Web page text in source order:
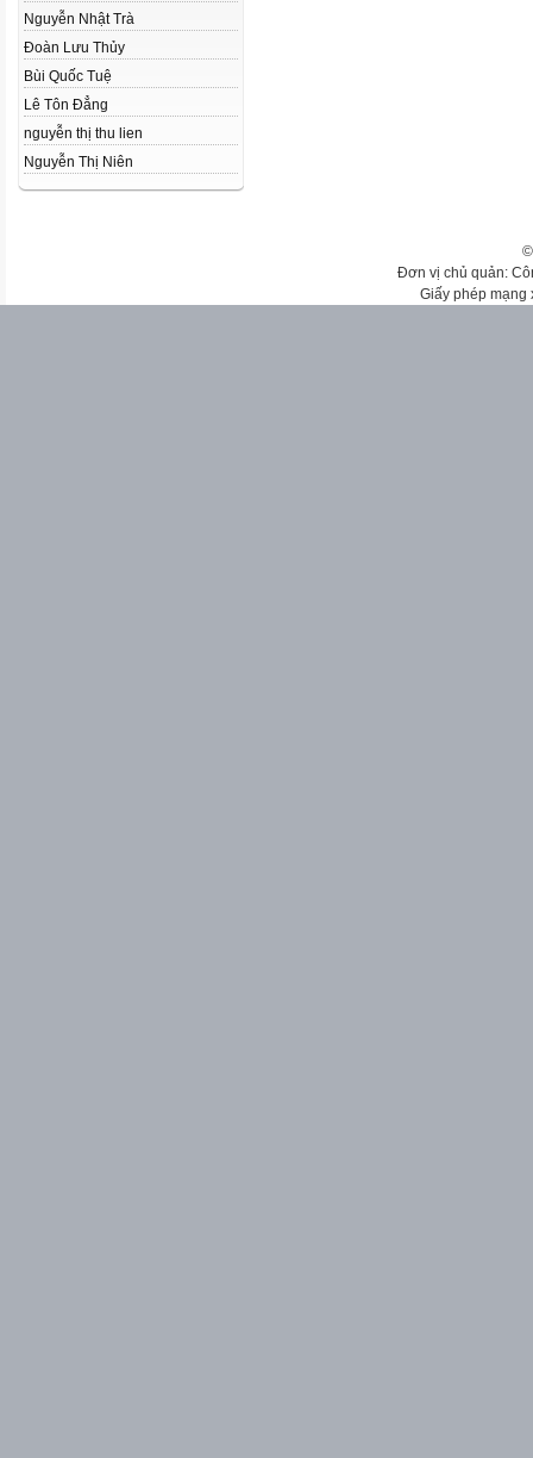
Nguyễn Nhật Trà
Đoàn Lưu Thủy
Bùi Quốc Tuệ
Lê Tôn Đẳng
nguyễn thị thu lien
Nguyễn Thị Niên
Đơn vị chủ quản:
Giấy phép mạng